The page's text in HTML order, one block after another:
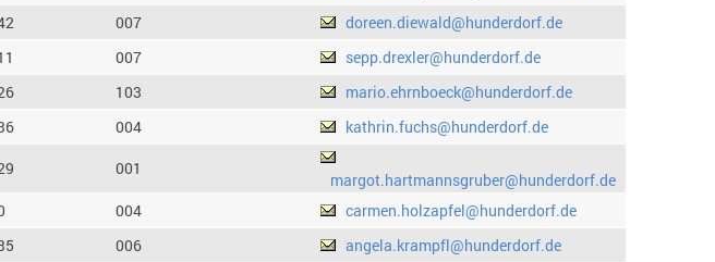
007
doreen.diewald@hunderdorf.de
007
sepp.drexler@hunderdorf.de
103
mario.ehrnboeck@hunderdorf.de
004
kathrin.fuchs@hunderdorf.de
001
margot.hartmannsgruber@hunderdorf.de
004
carmen.holzapfel@hunderdorf.de
006
angela.krampfl@hunderdorf.de